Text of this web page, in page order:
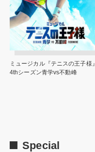
ミュージカル『テニスの王子様』
4thシーズン青学vs不動峰
Special